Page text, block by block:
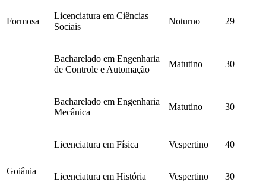
Formosa
Licenciatura em Ciências
Sociais
Noturno 29
Goiânia
Bacharelado em Engenharia
de Controle e Automação
Matutino 30
Bacharelado em Engenharia
Mecânica
Matutino 30
Licenciatura em Física Vespertino 40
Licenciatura em História Vespertino 30